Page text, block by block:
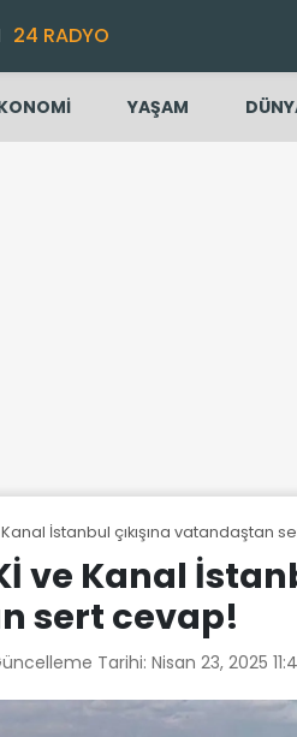
24 RADYO
YAŞAM
İstanbul çıkışına vatandaştan
ve Kanal
sert cevap!
Tarihi: Nisan 23, 2025